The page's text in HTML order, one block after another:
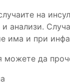
на
анализи.
има и при
можете да